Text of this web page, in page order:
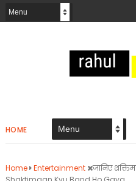
HOME
Home Entertainment
जानिए